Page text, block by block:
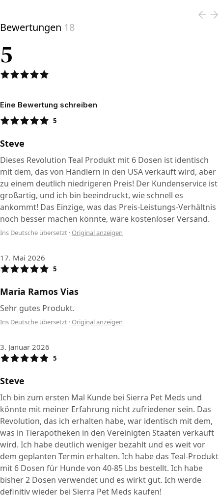
Bewertungen 18
5
Eine Bewertung schreiben
5
Steve
Dieses Revolution Teal Produkt mit 6 Dosen ist identisch
mit dem, das von Händlern in den USA verkauft wird, aber
zu einem deutlich niedrigeren Preis! Der Kundenservice ist
großartig, und ich bin beeindruckt, wie schnell es
ankommt! Das Einzige, was das Preis-Leistungs-Verhältnis
noch besser machen könnte, wäre kostenloser Versand.
Ins Deutsche übersetzt · Original anzeigen
17. Mai 2026
5
Maria Ramos Vias
Sehr gutes Produkt.
Ins Deutsche übersetzt · Original anzeigen
3. Januar 2026
5
Steve
Ich bin zum ersten Mal Kunde bei Sierra Pet Meds und
könnte mit meiner Erfahrung nicht zufriedener sein. Das
Revolution, das ich erhalten habe, war identisch mit dem,
was in Tierapotheken in den Vereinigten Staaten verkauft
wird. Ich habe deutlich weniger bezahlt und es weit vor
dem geplanten Termin erhalten. Ich habe das Teal-Produkt
mit 6 Dosen für Hunde von 40-85 Lbs bestellt. Ich habe
bisher 2 Dosen verwendet und es wirkt gut. Ich werde
definitiv wieder bei Sierra Pet Meds kaufen!